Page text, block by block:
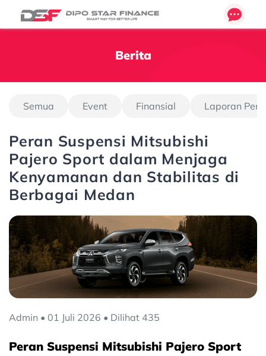
Berita
Semua Event Finansial Laporan
Peran Suspensi Mitsubishi
Pajero Sport dalam Menjaga
Kenyamanan dan Stabilitas di
Berbagai Medan
Admin • 01 Juli 2026 • Dilihat 435
Peran Suspensi Mitsubishi Pajero Sport